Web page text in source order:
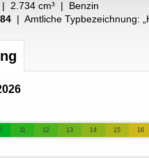
2.734 cm³ | Benzin
| Amtliche Typbezeichnung: „
11 12 13 14 15 16